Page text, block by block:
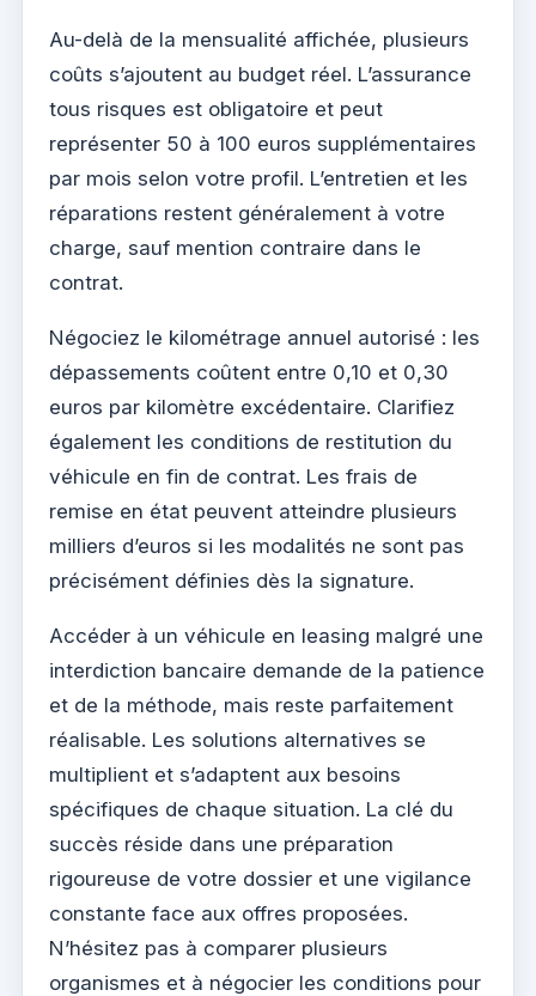
Au-delà de la mensualité affichée, plusieurs
coûts s’ajoutent au budget réel. L’assurance
tous risques est obligatoire et peut
représenter 50 à 100 euros supplémentaires
par mois selon votre profil. L’entretien et les
réparations restent généralement à votre
charge, sauf mention contraire dans le
contrat.
Négociez le kilométrage annuel autorisé : les
dépassements coûtent entre 0,10 et 0,30
euros par kilomètre excédentaire. Clarifiez
également les conditions de restitution du
véhicule en fin de contrat. Les frais de
remise en état peuvent atteindre plusieurs
milliers d’euros si les modalités ne sont pas
précisément définies dès la signature.
Accéder à un véhicule en leasing malgré une
interdiction bancaire demande de la patience
et de la méthode, mais reste parfaitement
réalisable. Les solutions alternatives se
multiplient et s’adaptent aux besoins
spécifiques de chaque situation. La clé du
succès réside dans une préparation
rigoureuse de votre dossier et une vigilance
constante face aux offres proposées.
N’hésitez pas à comparer plusieurs
organismes et à négocier les conditions pour